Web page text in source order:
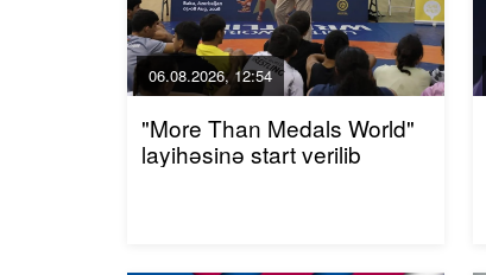
06.08.2026, 12:54
"More Than Medals World"
layihəsinə start verilib